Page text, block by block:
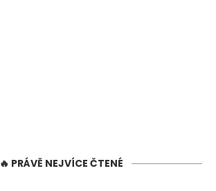
🔥 PRÁVĚ NEJVÍCE ČTENÉ